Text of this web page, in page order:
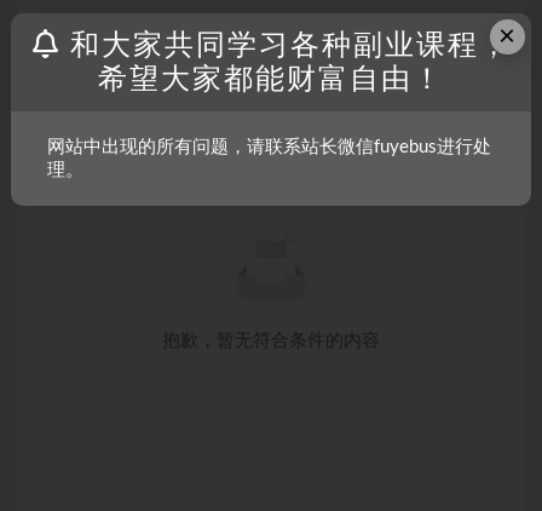
抱歉，暂无符合条件的内容
×
和大家共同学习各种副业课程，
希望大家都能财富自由！
网站中出现的所有问题，请联系站长微信fuyebus进行处
理。